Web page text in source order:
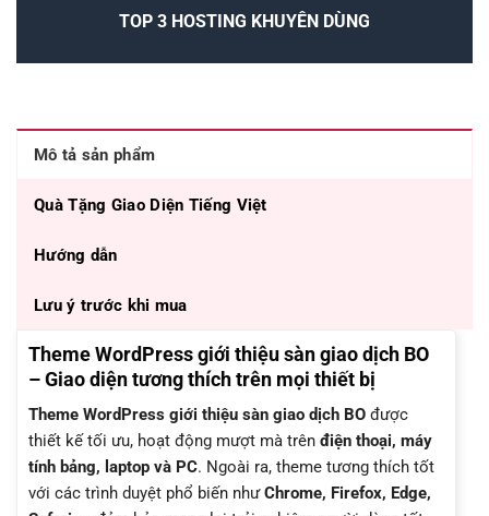
TOP 3 HOSTING KHUYÊN DÙNG
Mô tả sản phẩm
Quà Tặng Giao Diện Tiếng Việt
Hướng dẫn
Lưu ý trước khi mua
Theme WordPress giới thiệu sàn giao dịch BO
– Giao diện tương thích trên mọi thiết bị
Theme WordPress giới thiệu sàn giao dịch BO được
thiết kế tối ưu, hoạt động mượt mà trên điện thoại, máy
tính bảng, laptop và PC. Ngoài ra, theme tương thích tốt
với các trình duyệt phổ biến nhưChrome, Firefox, Edge,